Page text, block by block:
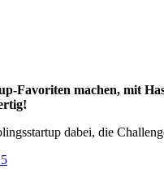
Favoriten machen, mit
dabei, die